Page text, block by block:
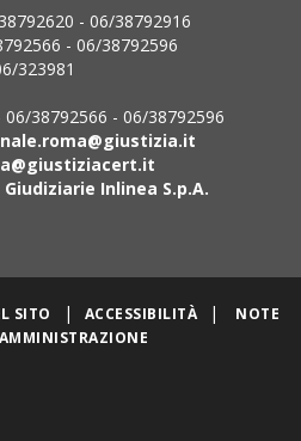
- 06/38792916
- 06/38792596
323981
38792566 - 06/38792596
Inlinea S.p.A.
SITO | ACCESSIBILITÀ |
NOTE
AMMINISTRAZIONE